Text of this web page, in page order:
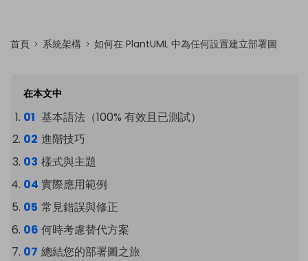
首頁 系統架構 如何在 PlantUML 中為任何設置建立部署圖
在本文中
基本語法（100% 有效且已測試）
進階技巧
樣式與主題
實際應用範例
常見錯誤與修正
何時考慮替代方案
總結您的部署圖之旅